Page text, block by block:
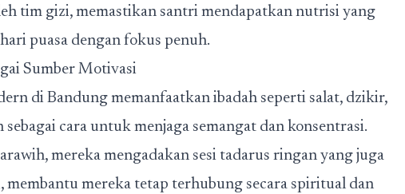
tim gizi, memastikan santri mendapatkan nutrisi yang
puasa dengan fokus penuh.
Sumber Motivasi
di Bandung memanfaatkan ibadah seperti salat, dzikir,
sebagai cara untuk menjaga semangat dan konsentrasi.
mereka mengadakan sesi tadarus ringan yang juga
membantu mereka tetap terhubung secara spiritual dan